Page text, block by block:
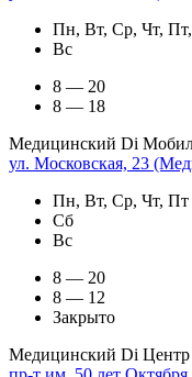
Пн, Вт, Ср, Чт,
Вс
8 — 20
8 — 18
Медицинский Di
ул. Московская, 23
Пн, Вт, Ср, Чт, Пт
Сб
Вс
8 — 20
8 — 12
Закрыто
Медицинский Di Центр